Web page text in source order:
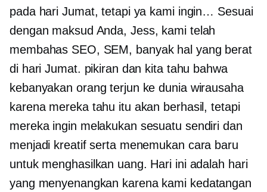
pada hari Jumat, tetapi ya kami ingin… Sesuai
dengan maksud Anda, Jess, kami telah
membahas SEO, SEM, banyak hal yang berat
di hari Jumat. pikiran dan kita tahu bahwa
kebanyakan orang terjun ke dunia wirausaha
karena mereka tahu itu akan berhasil, tetapi
mereka ingin melakukan sesuatu sendiri dan
menjadi kreatif serta menemukan cara baru
untuk menghasilkan uang. Hari ini adalah hari
yang menyenangkan karena kami kedatangan